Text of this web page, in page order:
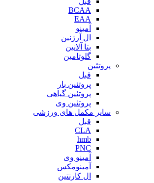
BCAA
EAA
آمینو
ال آرژنین
بتا آلانین
گلوتامین
پروتئین
قبل
پروتئین بار
پروتئین گیاهی
پروتئین وی
سایر مکمل های ورزشی
قبل
CLA
hmb
PNC
آمینو وی
آمینومکس
ال کارنتین